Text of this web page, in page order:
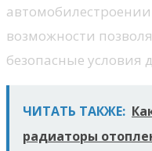
возможности
безопасные
ЧИТАТЬ ТАКЖЕ:
радиаторы